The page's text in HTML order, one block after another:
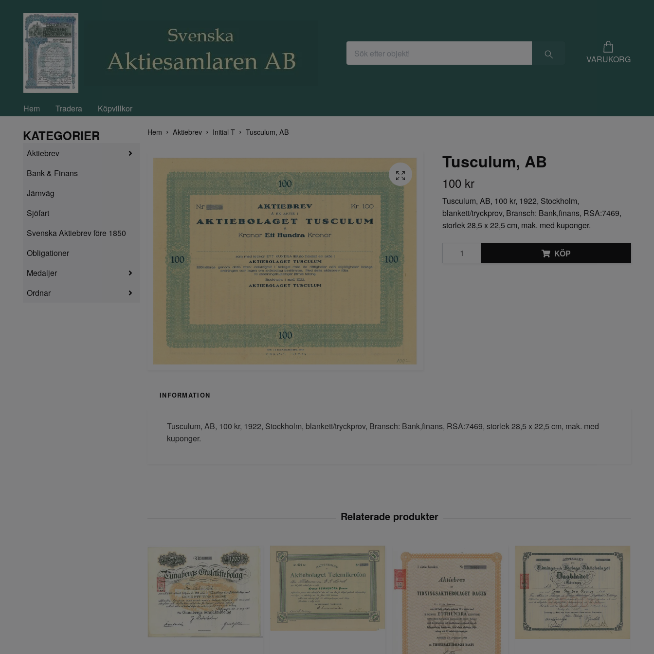
VARUKORG
Hem Tradera Köpvillkor
KATEGORIER
Aktiebrev
Bank & Finans
Järnväg
Sjöfart
Svenska Aktiebrev före 1850
Obligationer
Medaljer
Ordnar
Hem Aktiebrev Initial T Tusculum, AB
Tusculum, AB
100 kr
Tusculum, AB, 100 kr, 1922, Stockholm,
blankett/tryckprov, Bransch: Bank,finans, RSA:7469,
storlek 28,5 x 22,5 cm, mak. med kuponger.
KÖP
INFORMATION
Tusculum, AB, 100 kr, 1922, Stockholm, blankett/tryckprov, Bransch: Bank,finans, RSA:7469, storlek 28,5 x 22,5 cm, mak. med
kuponger.